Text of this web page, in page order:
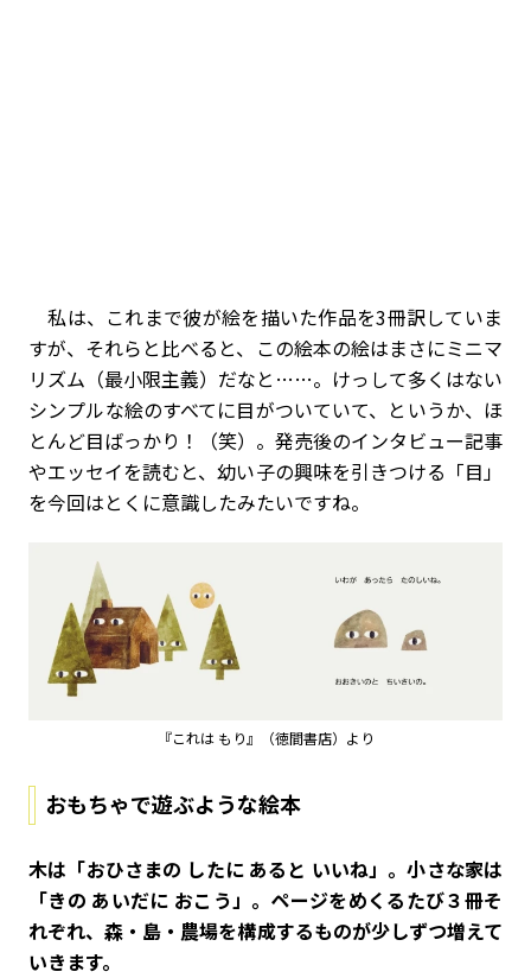
私は、これまで彼が絵を描いた作品を3冊訳していま
すが、それらと比べると、この絵本の絵はまさにミニマ
リズム（最小限主義）だなと……。けっして多くはない
シンプルな絵のすべてに目がついていて、というか、ほ
とんど目ばっかり！（笑）。発売後のインタビュー記事
やエッセイを読むと、幼い子の興味を引きつける「目」
を今回はとくに意識したみたいですね。
『これは もり』（徳間書店）より
おもちゃで遊ぶような絵本
――木は「おひさまの したに あると いいね」。小さな家は
「きの あいだに おこう」。ページをめくるたび３冊そ
れぞれ、森・島・農場を構成するものが少しずつ増えて
いきます。